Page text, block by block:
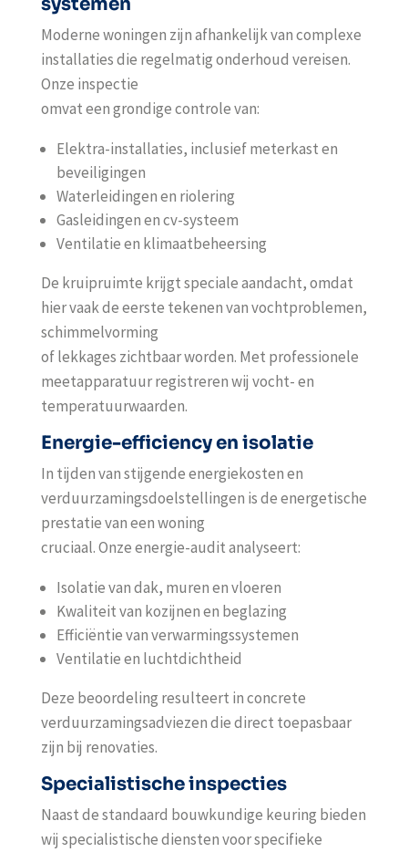
Moderne woningen zijn afhankelijk van complexe
installaties die regelmatig onderhoud vereisen.
Onze inspectie
omvat een grondige controle van:
Elektra-installaties, inclusief meterkast en
beveiligingen
Waterleidingen en riolering
Gasleidingen en cv-systeem
Ventilatie en klimaatbeheersing
De kruipruimte krijgt speciale aandacht, omdat
hier vaak de eerste tekenen van vochtproblemen,
schimmelvorming
of lekkages zichtbaar worden. Met professionele
meetapparatuur registreren wij vocht- en
temperatuurwaarden.
Energie-efficiency en isolatie
In tijden van stijgende energiekosten en
verduurzamingsdoelstellingen is de energetische
prestatie van een woning
cruciaal. Onze energie-audit analyseert:
Isolatie van dak, muren en vloeren
Kwaliteit van kozijnen en beglazing
Efficiëntie van verwarmingssystemen
Ventilatie en luchtdichtheid
Deze beoordeling resulteert in concrete
verduurzamingsadviezen die direct toepasbaar
zijn bij renovaties.
Specialistische inspecties
Naast de standaard bouwkundige keuring bieden
wij specialistische diensten voor specifieke